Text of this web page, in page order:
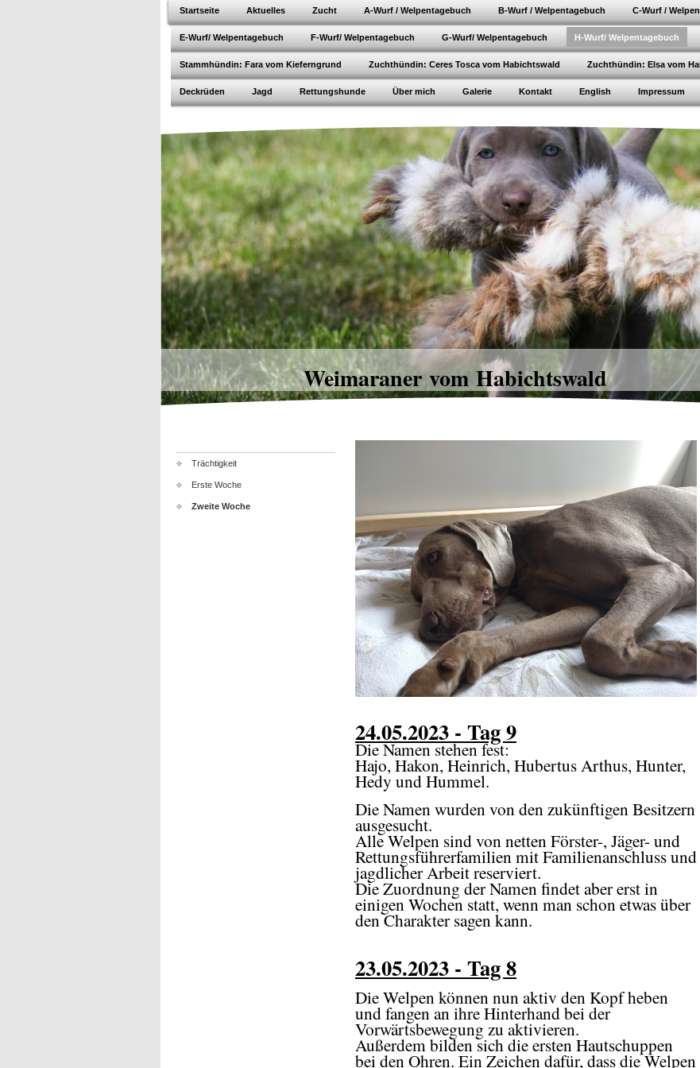
Startseite Aktuelles Zucht A-Wurf / Welpentagebuch B-Wurf / Welpentagebuch C-Wurf /
E-Wurf/ Welpentagebuch F-Wurf/ Welpentagebuch G-Wurf/ Welpentagebuch H-Wurf/ Welpentagebuch
Stammhündin: Fara vom Kieferngrund Zuchthündin: Ceres Tosca vom Habichtswald Zuchthündin: Elsa vom
Deckrüden Jagd Rettungshunde Über mich Galerie Kontakt English Impressum
Weimaraner vom Habichtswald
Trächtigkeit
Erste Woche
Zweite Woche
24.05.2023 - Tag 9
Die Namen stehen fest:
Hajo, Hakon, Heinrich, Hubertus Arthus, Hunter,
Hedy und Hummel.
Die Namen wurden von den zukünftigen Besitzern
ausgesucht.
Alle Welpen sind von netten Förster-, Jäger- und
Rettungsführerfamilien mit Familienanschluss und
jagdlicher Arbeit reserviert.
Die Zuordnung der Namen findet aber erst in
einigen Wochen statt, wenn man schon etwas über
den Charakter sagen kann.
23.05.2023 - Tag 8
Die Welpen können nun aktiv den Kopf heben
und fangen an ihre Hinterhand bei der
Vorwärtsbewegung zu aktivieren.
Außerdem bilden sich die ersten Hautschuppen
bei den Ohren. Ein Zeichen dafür, dass die Welpen